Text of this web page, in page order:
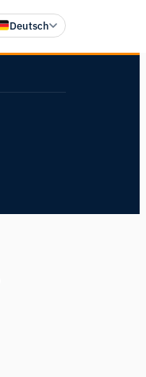
Deutsch